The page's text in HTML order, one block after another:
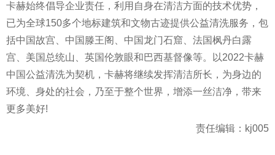
卡赫始终倡导企业责任，利用自身在清洁方面的技术优势，
已为全球150多个地标建筑和文物古迹提供公益清洗服务，包
括中国故宫、中国滕王阁、中国龙门石窟、法国枫丹白露
宫、美国总统山、英国伦敦眼和巴西基督像等。以2022卡赫
中国公益清洗为契机，卡赫将继续发挥清洁所长，为身边的
环境、身处的社会，乃至于整个世界，增添一丝洁净，带来
更多美好!
责任编辑：kj005